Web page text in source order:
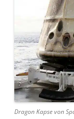
Dragon Kapse von